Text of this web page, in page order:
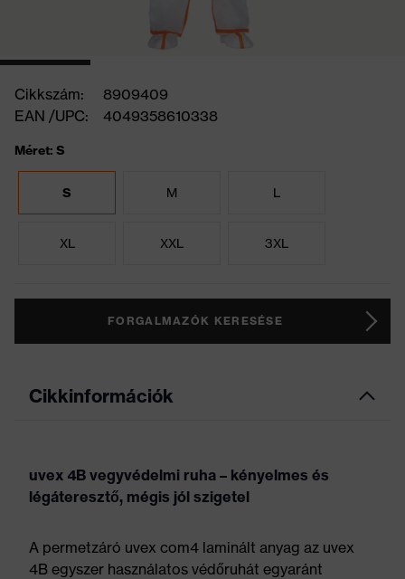
Cikkszám:
8909409
EAN /UPC:
4049358610338
Méret: S
S M L
XL XXL 3XL
FORGALMAZÓK KERESÉSE
Cikkinformációk
uvex 4B vegyvédelmi ruha – kényelmes és
légáteresztő, mégis jól szigetel
A permetzáró uvex com4 laminált anyag az uvex
4B egyszer használatos védőruhát egyaránt